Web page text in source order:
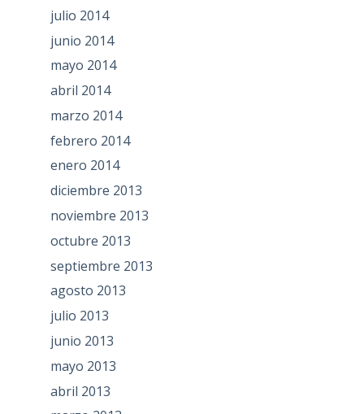
julio 2014
junio 2014
mayo 2014
abril 2014
marzo 2014
febrero 2014
enero 2014
diciembre 2013
noviembre 2013
octubre 2013
septiembre 2013
agosto 2013
julio 2013
junio 2013
mayo 2013
abril 2013